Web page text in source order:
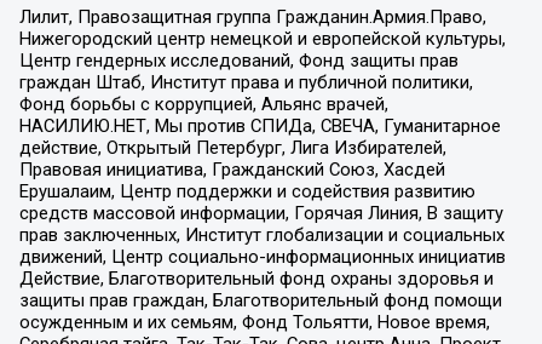
Лилит, Правозащитная группа Гражданин.Армия.Право,
Нижегородский центр немецкой и европейской культуры,
Центр гендерных исследований, Фонд защиты прав
граждан Штаб, Институт права и публичной политики,
Фонд борьбы с коррупцией, Альянс врачей,
НАСИЛИЮ.НЕТ, Мы против СПИДа, СВЕЧА, Гуманитарное
действие, Открытый Петербург, Лига Избирателей,
Правовая инициатива, Гражданский Союз, Хасдей
Ерушалаим, Центр поддержки и содействия развитию
средств массовой информации, Горячая Линия, В защиту
прав заключенных, Институт глобализации и социальных
движений, Центр социально-информационных инициатив
Действие, Благотворительный фонд охраны здоровья и
защиты прав граждан, Благотворительный фонд помощи
осужденным и их семьям, Фонд Тольятти, Новое время,